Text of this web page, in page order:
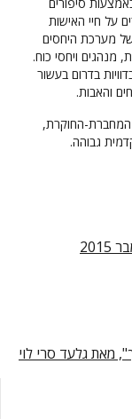
על חיי האישות
מערכת היחסים
מנהגים ויחסי כוח.
בדרום בעשור
והאבות.
המחברת-החוקרת,
גבוהה.
מאת גלעד סרי לוי